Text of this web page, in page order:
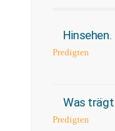
Predigten
Was trägt
Predigten